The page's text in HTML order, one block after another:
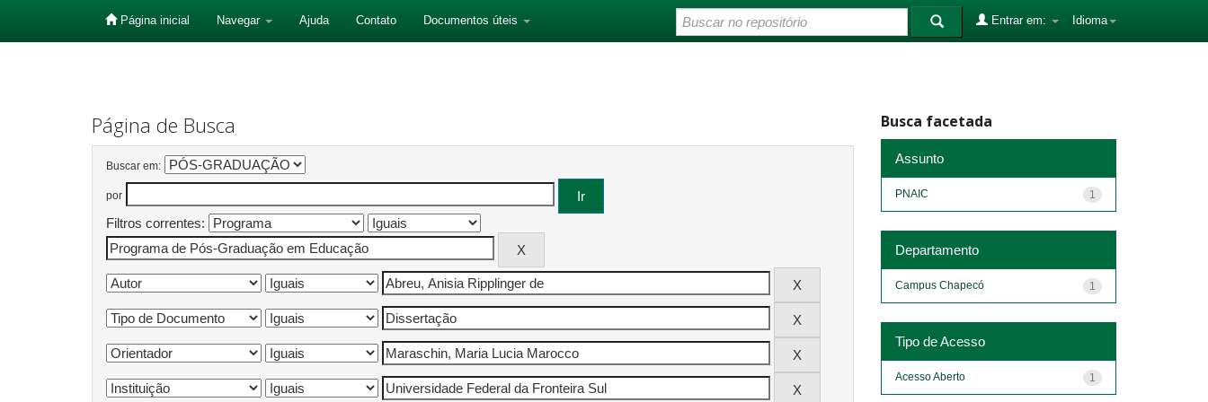
Página inicial Navegar Ajuda Contato Documentos úteis Idioma
Entrar em:
Página de Busca
Buscar em:
por
Filtros correntes:
Busca facetada
Assunto
1
PNAIC
Departamento
1
Campus Chapecó
Tipo de Acesso
1
Acesso Aberto